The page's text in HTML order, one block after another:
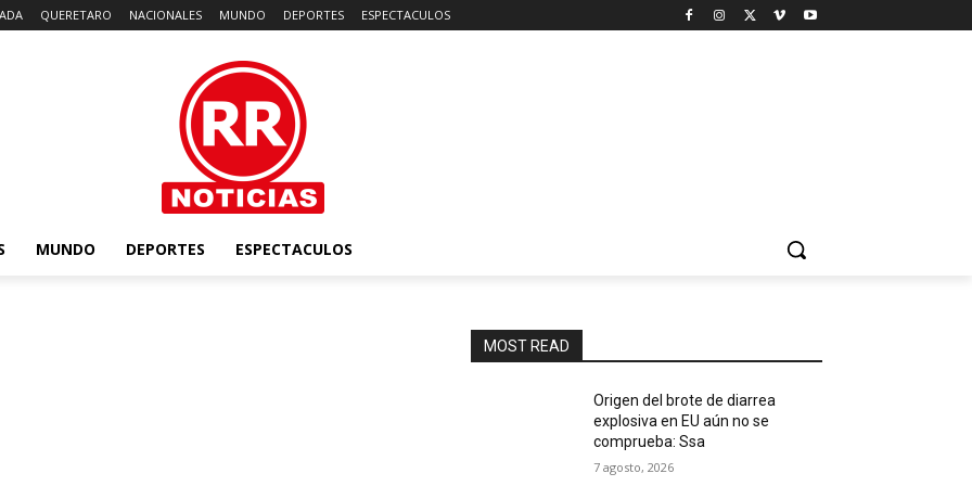
QUERETARO NACIONALES MUNDO DEPORTES ESPECTACULOS
MUNDO DEPORTES ESPECTACULOS
MOST READ
Origen del brote de diarrea
explosiva en EU aún no se
comprueba: Ssa
7 agosto, 2026